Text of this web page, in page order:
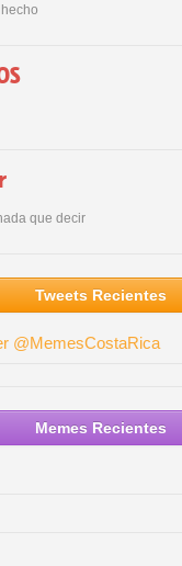
que decir
Tweets Recientes
@MemesCostaRica
Memes Recientes